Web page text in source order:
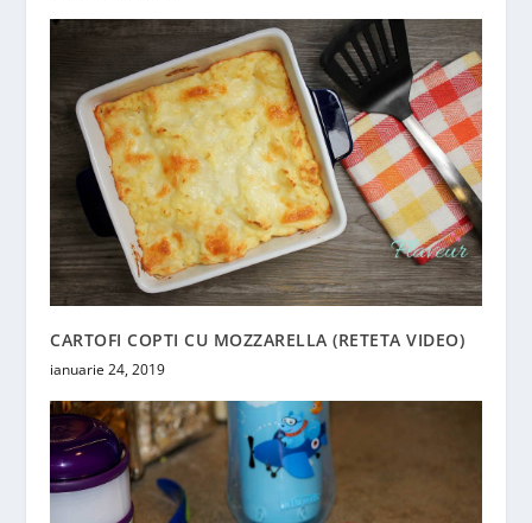
CARTOFI COPTI CU MOZZARELLA (RETETA VIDEO)
ianuarie 24, 2019